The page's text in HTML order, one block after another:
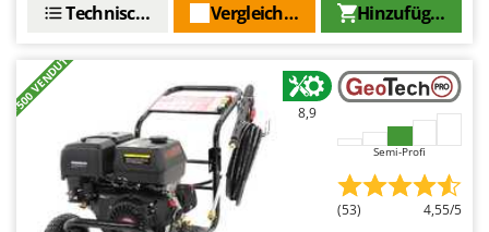
Tecla
TecnoGen
Tellarini Pompe
Tenco
Tineco
Titania
Hinzufügen
Vergleichen Sie
Technische Daten
+500 VENDUTI 8,9
Semi-Profi
(53) 4,55/5